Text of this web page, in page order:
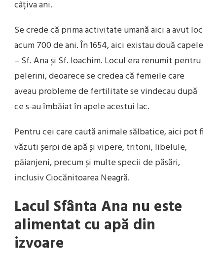
câțiva ani.
Se crede că prima activitate umană aici a avut loc
acum 700 de ani. În 1654, aici existau două capele
– Sf. Ana și Sf. Ioachim. Locul era renumit pentru
pelerini, deoarece se credea că femeile care
aveau probleme de fertilitate se vindecau după
ce s-au îmbăiat în apele acestui lac.
Pentru cei care caută animale sălbatice, aici pot fi
văzuti șerpi de apă și vipere, tritoni, libelule,
păianjeni, precum și multe specii de păsări,
inclusiv Ciocănitoarea Neagră.
Lacul Sfânta Ana nu este
alimentat cu apă din
izvoare